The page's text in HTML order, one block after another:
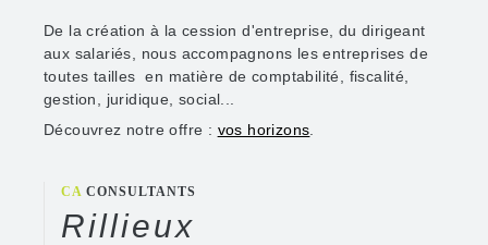
De la création à la cession d'entreprise, du dirigeant
aux salariés, nous accompagnons les entreprises de
toutes tailles en matière de comptabilité, fiscalité,
gestion, juridique, social...
Découvrez notre offre : vos horizons
CA CONSULTANTS
Rillieux